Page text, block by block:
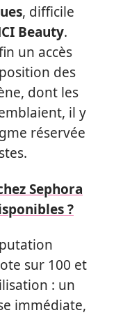
, difficile
Beauty.
un accès
des
dont les
il y
réservée
Sephora
?
sur 100 et
: un
immédiate,